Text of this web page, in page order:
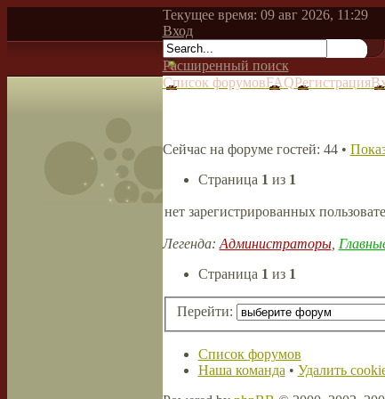
Текущее время: 09 авг 2026, 11:29
Вход
Расширенный поиск
Список форумовFAQРегистрация
Сейчас на форуме гостей: 44 •
Страница 1 из 1
нет зарегистрированных
Легенда: Администраторы,
Страница 1 из 1
Перейти:
Список форумов
Наша команда• Удалить